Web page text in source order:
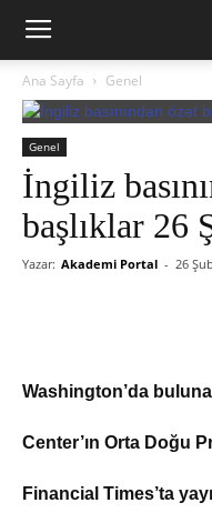
Ana Sayfa Genel
Genel
İngiliz
başlıklar 26
Yazar: Akademi Portal - 26
Washington’da
Center’ın Orta Doğu
Financial Times’ta